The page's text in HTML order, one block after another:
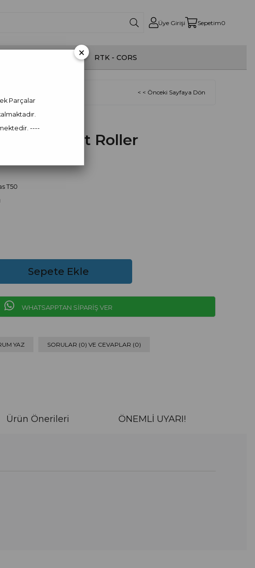
Üye Girişi Sepetim0
Otonom İlaçlama RTK - CORS
< < Önceki Sayfaya Dön
Bracket Roller
T50
WHATSAPPTAN SİPARİŞ VER
YAZ SORULAR (0) VE CEVAPLAR (0)
Ürün Önerileri ÖNEMLİ UYARI!
×
Parçalar
----